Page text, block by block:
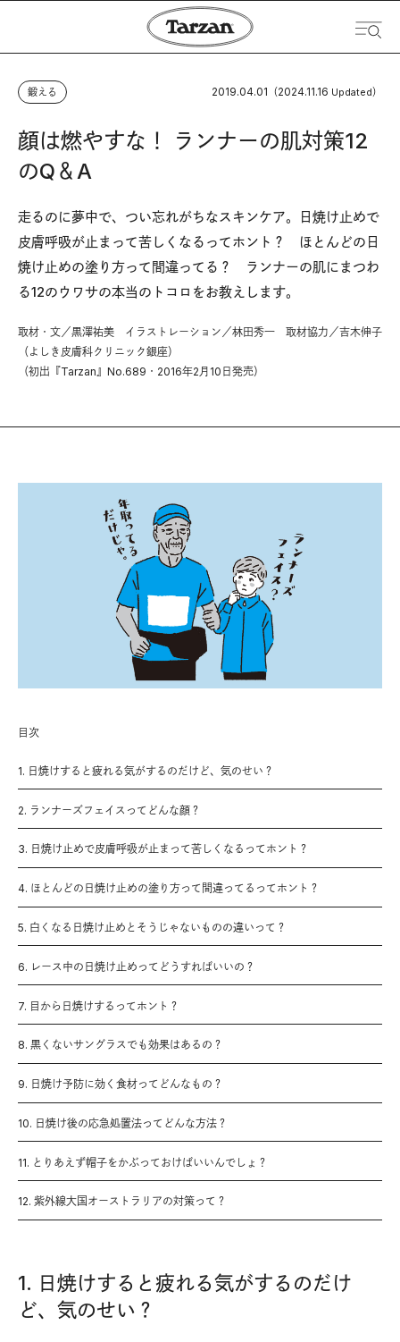
鍛える 2019.04.01 （2024.11.16 Updated）
顔は燃やすな！ ランナーの肌対策12
のQ＆A
走るのに夢中で、つい忘れがちなスキンケア。日焼け止めで
皮膚呼吸が止まって苦しくなるってホント？ ほとんどの日
焼け止めの塗り方って間違ってる？ ランナーの肌にまつわ
る12のウワサの本当のトコロをお教えします。
取材・文／黒澤祐美 イラストレーション／林田秀一 取材協力／吉木伸子
（よしき皮膚科クリニック銀座）
（初出『Tarzan』No.689・2016年2月10日発売）
目次
1. 日焼けすると疲れる気がするのだけど、気のせい？
2. ランナーズフェイスってどんな顔？
3. 日焼け止めで皮膚呼吸が止まって苦しくなるってホント？
4. ほとんどの日焼け止めの塗り方って間違ってるってホント？
5. 白くなる日焼け止めとそうじゃないものの違いって？
6. レース中の日焼け止めってどうすればいいの？
7. 目から日焼けするってホント？
8. 黒くないサングラスでも効果はあるの？
9. 日焼け予防に効く食材ってどんなもの？
10. 日焼け後の応急処置法ってどんな方法？
11. とりあえず帽子をかぶっておけばいいんでしょ？
12. 紫外線大国オーストラリアの対策って？
1. 日焼けすると疲れる気がするのだけ
ど、気のせい？